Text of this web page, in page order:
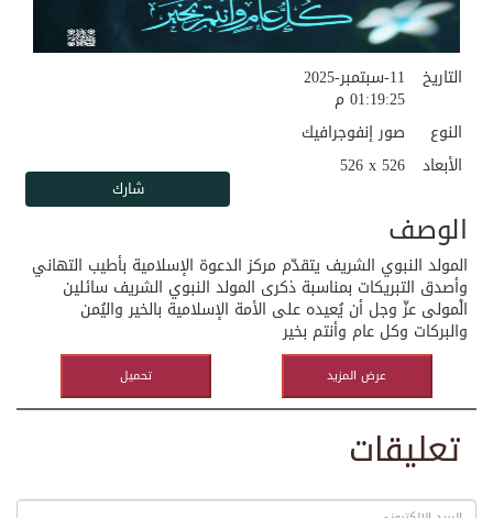
11-سبتمبر-2025
01:19:25 م
التاريخ
صور إنفوجرافيك
النوع
526 x 526 الأبعاد
الوصف
المولد النبوي الشريف يتقدّم مركز الدعوة الإسلامية بأطيب التهاني
وأصدق التبريكات بمناسبة ذكرى المولد النبوي الشريف سائلين
الْمولى عزّ وجل أن يُعيده على الأمة الإسلامية بالخير واليُمن
والبركات وكل عام وأنتم بخير
تحميل عرض المزيد
تعليقات